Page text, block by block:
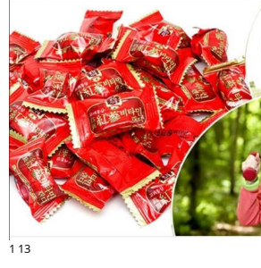
1 13